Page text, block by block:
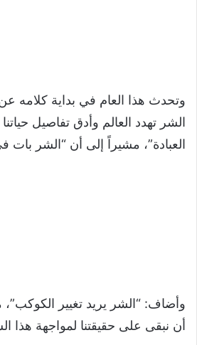
وتحدث هذا العام في بداية كلامه
الشر تهدد العالم وأدق تفاصيل
العبادة”، مشيراً إلى أن “الشر بات
وأضاف: “الشر يريد تغيير
أن نبقى على حقيقتنا لمواجهة هذا